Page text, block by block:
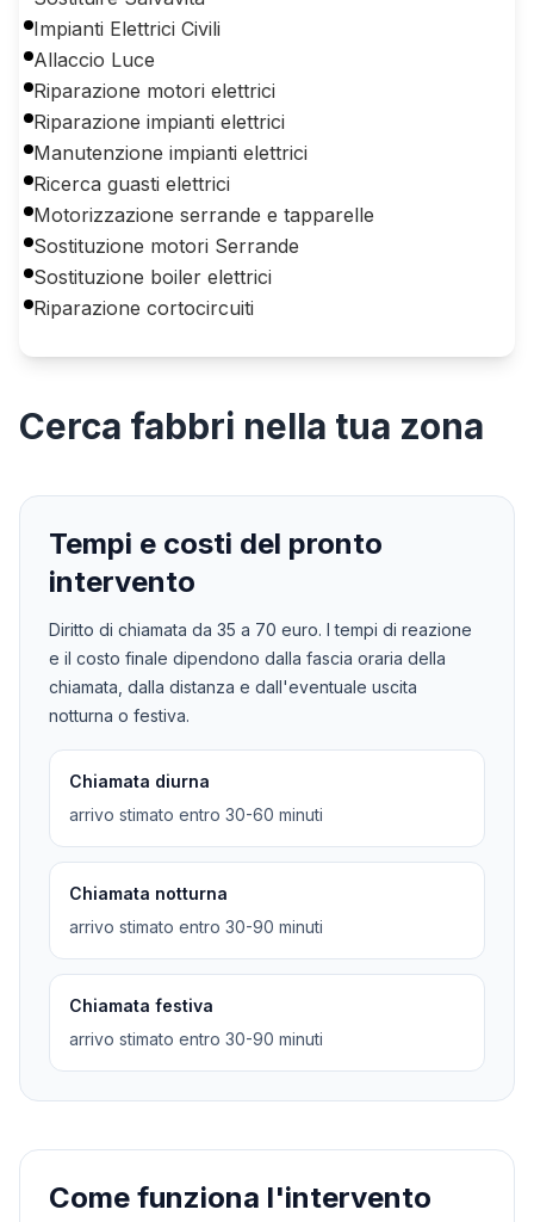
Impianti Elettrici Civili
Allaccio Luce
Riparazione motori elettrici
Riparazione impianti elettrici
Manutenzione impianti elettrici
Ricerca guasti elettrici
Motorizzazione serrande e tapparelle
Sostituzione motori Serrande
Sostituzione boiler elettrici
Riparazione cortocircuiti
Cerca fabbri nella tua zona
Tempi e costi del pronto
intervento
Diritto di chiamata da 35 a 70 euro. I tempi di reazione
e il costo finale dipendono dalla fascia oraria della
chiamata, dalla distanza e dall'eventuale uscita
notturna o festiva.
Chiamata diurna
arrivo stimato entro 30-60 minuti
Chiamata notturna
arrivo stimato entro 30-90 minuti
Chiamata festiva
arrivo stimato entro 30-90 minuti
Come funziona l'intervento